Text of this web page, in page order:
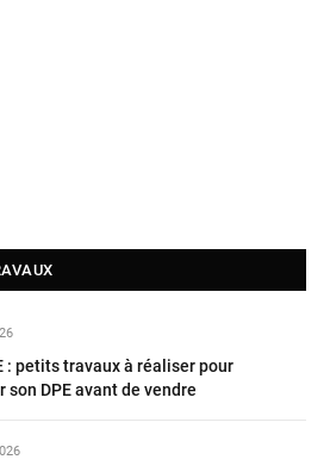
: petits travaux à réaliser pour
son DPE avant de vendre